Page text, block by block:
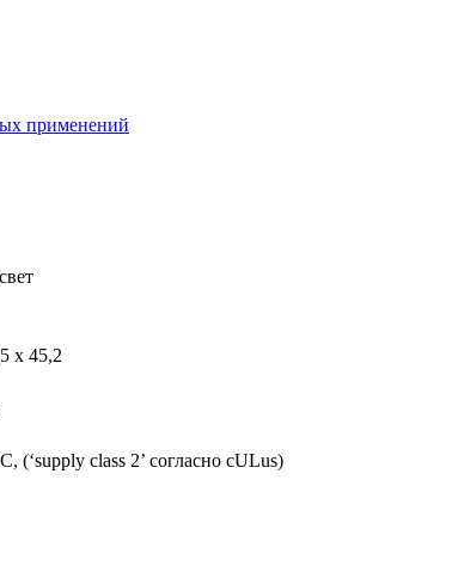
применений
x 45,2
(‘supply class 2’ согласно cULus)